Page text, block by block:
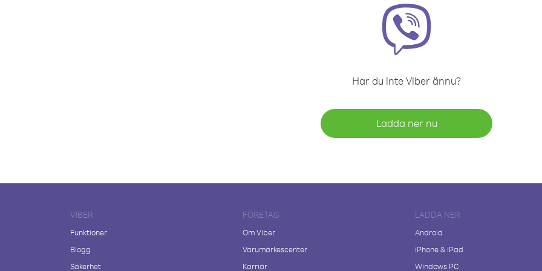
Har du inte Viber ännu?
Ladda ner nu
VIBER
Funktioner
Blogg
Säkerhet
FÖRETAG
Om Viber
Varumärkescenter
Karriär
LADDA NER
Android
iPhone & iPad
Windows PC